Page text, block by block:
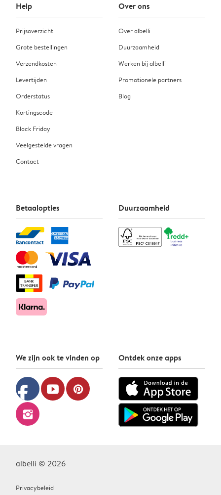
Help
Prijsoverzicht
Grote bestellingen
Verzendkosten
Levertijden
Orderstatus
Kortingscode
Black Friday
Veelgestelde vragen
Contact
Over ons
Over albelli
Duurzaamheid
Werken bij albelli
Promotionele partners
Blog
Betaalopties Duurzaamheid
We zijn ook te vinden op
facebook youtube pinterest
instagram
Ontdek onze apps
albelli © 2026
Privacybeleid